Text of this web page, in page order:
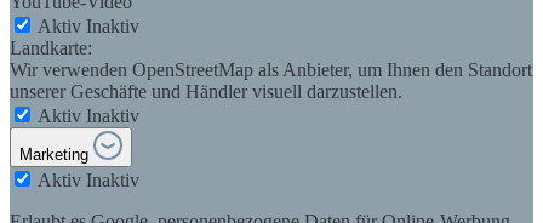
Aktiv Inaktiv
Landkarte:
Wir verwenden OpenStreetMap als Anbieter, um Ihnen den Standort
unserer Geschäfte und Händler visuell darzustellen.
Aktiv Inaktiv
Marketing
Aktiv Inaktiv